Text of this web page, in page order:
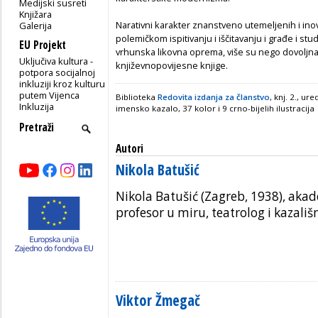
Knjižara
Galerija
EU Projekt
Uključiva kultura -
potpora socijalnoj
inkluziji kroz kulturu
putem Vijenca
Inkluzija
Narativni karakter znanstveno utemeljenih i
polemičkom ispitivanju i iščitavanju i građe i
vrhunska likovna oprema, više su nego
književnopovijesne knjige.
Biblioteka Redovita izdanja za članstvo, knj. 2.,
imensko kazalo, 37 kolor i 9 crno-bijelih ilustracija
Autori
Nikola Batušić
Nikola Batušić (Zagreb, 1938),
profesor u miru, teatrolog i
Viktor Žmegač